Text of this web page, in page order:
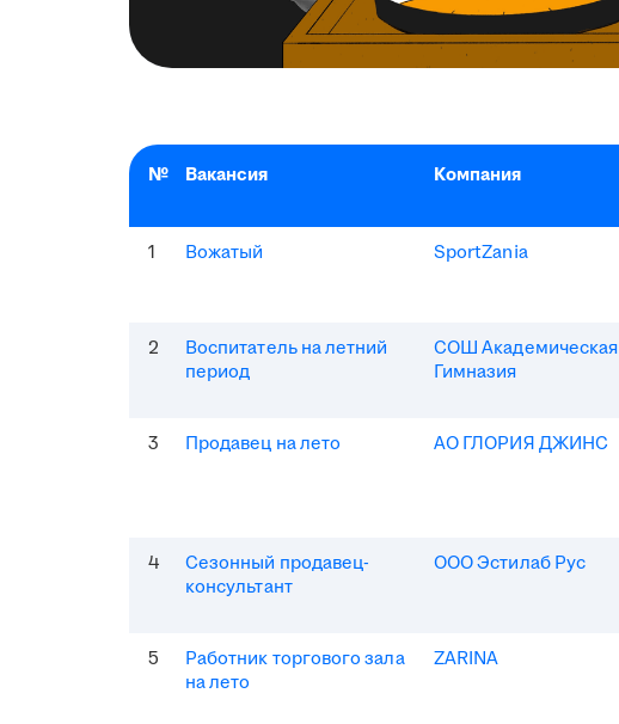
№ Вакансия Компания
1 Вожатый SportZania
2
Воспитатель на летний
период
СОШ Академическая
Гимназия
3 Продавец на лето АО ГЛОРИЯ ДЖИНС
4
Сезонный продавец-
консультант
ООО Эстилаб Рус
5
Работник торгового зала
на лето
ZARINA